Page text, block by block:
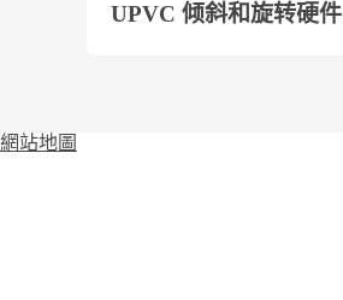
UPVC 倾斜和旋转硬件
網站地圖